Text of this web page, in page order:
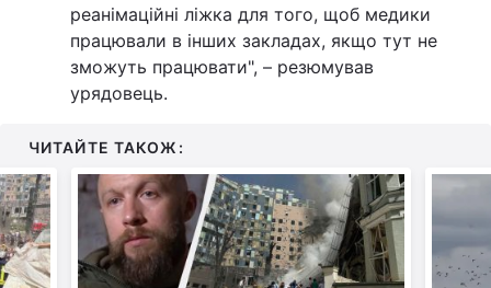
реанімаційні ліжка для того, щоб медики
працювали в інших закладах, якщо тут не
зможуть працювати", – резюмував
урядовець.
ЧИТАЙТЕ ТАКОЖ: